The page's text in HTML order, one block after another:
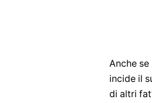
Anche
incide il
di altri